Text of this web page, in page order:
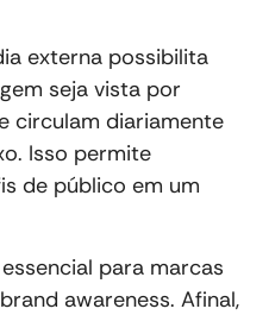
externa possibilita
seja vista por
circulam diariamente
Isso permite
de público em um
para marcas
awareness. Afinal,